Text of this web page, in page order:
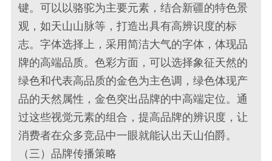
键。可以以骆驼为主要元素，结合新疆的特色景
观，如天山山脉等，打造出具有高辨识度的标
志。字体选择上，采用简洁大气的字体，体现品
牌的高端品质。色彩方面，可以选择象征天然的
绿色和代表高品质的金色为主色调，绿色体现产
品的天然属性，金色突出品牌的中高端定位。通
过这些视觉元素的组合，提高品牌的辨识度，让
消费者在众多竞品中一眼就能认出天山伯爵。
（三）品牌传播策略